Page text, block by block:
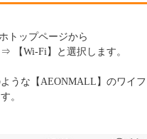
トップページから
⇒ 【Wi-Fi】と選択します。
うな【AEONMALL】のワイ
。